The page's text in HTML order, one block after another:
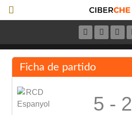
Ficha de partido
5 - 2